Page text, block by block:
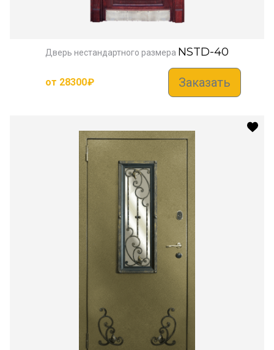
Дверь нестандартного размера NSTD-40
от 28300₽ Заказать